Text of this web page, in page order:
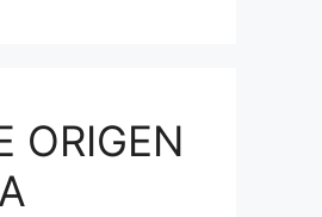
ORIGEN